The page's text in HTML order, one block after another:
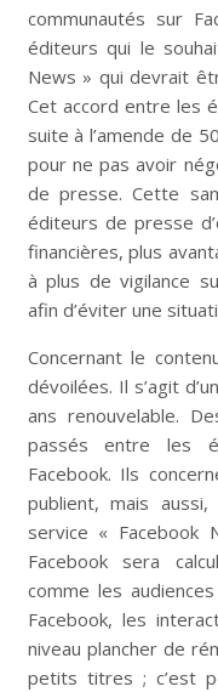
communautés sur
éditeurs qui le
News » qui devrait
Cet accord entre les
suite à l’amende de
pour ne pas avoir
de presse. Cette
éditeurs de presse
financières, plus
à plus de vigilance
afin d’éviter une
Concernant le
dévoilées. Il s’agit
ans renouvelable.
passés entre les
Facebook. Ils
publient, mais
service « Facebook
Facebook sera
comme les
Facebook, les
niveau plancher de
petits titres ; c’est